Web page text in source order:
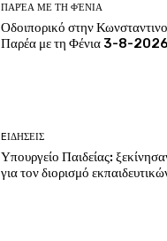
ΠΑΡΈΑ ΜΕ ΤΗ ΦΈΝΙΑ
Οδοιπορικό στην
Παρέα με τη Φένια 3-8-2026 |
EΙΔΗΣΕΙΣ
Υπουργείο Παιδείας:
για τον διορισμό